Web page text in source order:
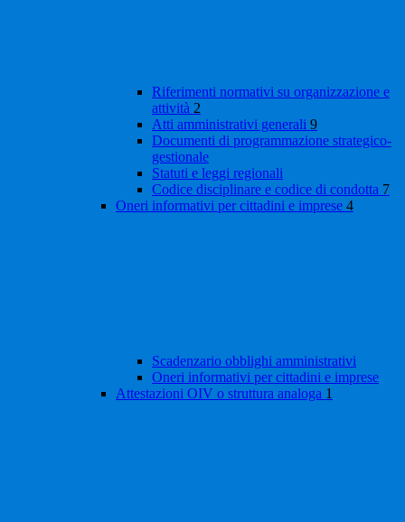
Riferimenti normativi su organizzazione e
attività 2
Atti amministrativi generali 9
Documenti di programmazione strategico-
gestionale
Statuti e leggi regionali
Codice disciplinare e codice di condotta 7
Oneri informativi per cittadini e imprese 4
Scadenzario obblighi amministrativi
Oneri informativi per cittadini e imprese
Attestazioni OIV o struttura analoga 1